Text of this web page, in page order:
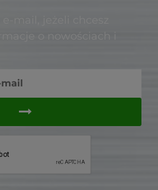
o nowościach i